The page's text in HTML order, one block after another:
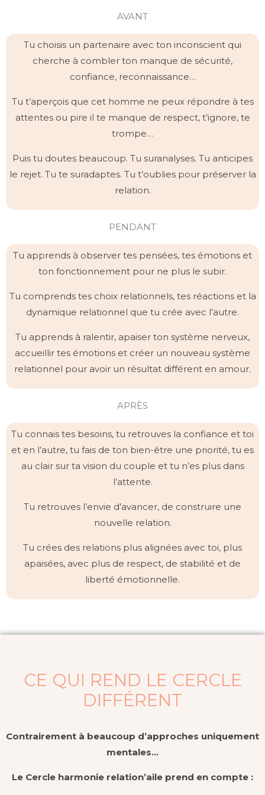
AVANT
Tu choisis un partenaire avec ton inconscient qui
cherche à combler ton manque de sécurité,
confiance, reconnaissance…
Tu t’aperçois que cet homme ne peux répondre à tes
attentes ou pire il te manque de respect, t’ignore, te
trompe…
Puis tu doutes beaucoup. Tu suranalyses. Tu anticipes
le rejet. Tu te suradaptes. Tu t’oublies pour préserver la
relation.
PENDANT
Tu apprends à observer tes pensées, tes émotions et
ton fonctionnement pour ne plus le subir.
Tu comprends tes choix relationnels, tes réactions et la
dynamique relationnel que tu crée avec l’autre.
Tu apprends à ralentir, apaiser ton système nerveux,
accueillir tes émotions et créer un nouveau système
relationnel pour avoir un résultat différent en amour.
APRÈS
Tu connais tes besoins, tu retrouves la confiance et toi
et en l’autre, tu fais de ton bien-être une priorité, tu es
au clair sur ta vision du couple et tu n’es plus dans
l’attente.
Tu retrouves l’envie d’avancer, de construire une
nouvelle relation.
Tu crées des relations plus alignées avec toi, plus
apaisées, avec plus de respect, de stabilité et de
liberté émotionnelle.
CE QUI REND LE CERCLE
DIFFÉRENT
Contrairement à beaucoup d’approches uniquement
mentales…
Le Cercle harmonie relation’aile prend en compte :